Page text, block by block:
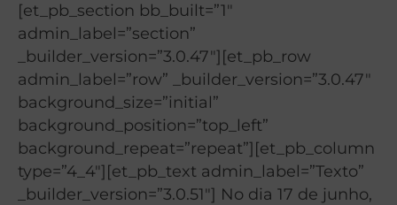
[et_pb_section bb_built=”1″
admin_label=”section”
_builder_version=”3.0.47″][et_pb_row
admin_label=”row” _builder_version=”3.0.47″
background_size=”initial”
background_position=”top_left”
background_repeat=”repeat”][et_pb_column
type=”4_4″][et_pb_text admin_label=”Texto”
_builder_version=”3.0.51″] No dia 17 de junho,